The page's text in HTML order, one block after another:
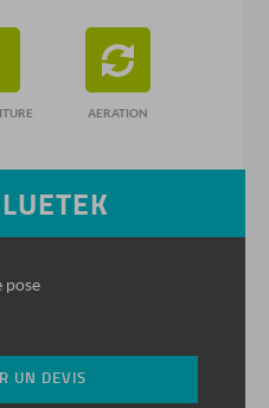
AERATION
pose
UN DEVIS